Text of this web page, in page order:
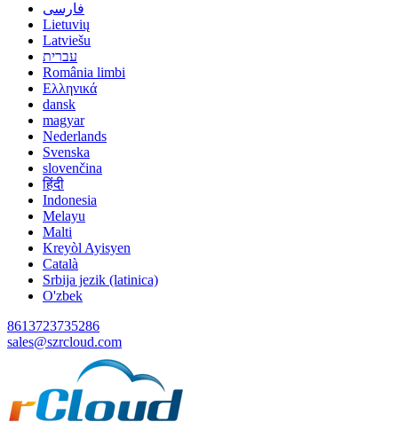
فارسی
Lietuvių
Latviešu
עברית
România limbi
Ελληνικά
dansk
magyar
Nederlands
Svenska
slovenčina
हिंदी
Indonesia
Melayu
Malti
Kreyòl Ayisyen
Català
Srbija jezik (latinica)
O'zbek
8613723735286
sales@szrcloud.com